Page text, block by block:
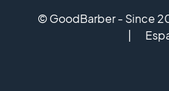
© GoodBarber - Since